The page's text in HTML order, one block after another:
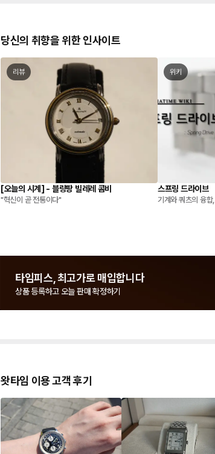
당신의 취향을 위한 인사이트
리뷰
[오늘의 시계] - 블랑팡 빌레레 콤비
"혁신이 곧 전통이다"
위키
스프링 드라이브
기계와 쿼츠의 융합
타임피스, 최고가로 매입합니다
상품 등록하고 오늘 판매 확정하기
왓타임 이용 고객 후기